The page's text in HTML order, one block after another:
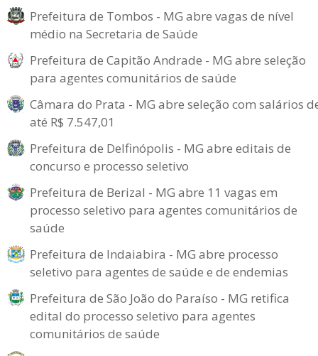
Prefeitura de Tombos - MG abre vagas de nível
médio na Secretaria de Saúde
Prefeitura de Capitão Andrade - MG abre seleção
para agentes comunitários de saúde
Câmara do Prata - MG abre seleção com salários
até R$ 7.547,01
Prefeitura de Delfinópolis - MG abre editais de
concurso e processo seletivo
Prefeitura de Berizal - MG abre 11 vagas em
processo seletivo para agentes comunitários de
saúde
Prefeitura de Indaiabira - MG abre processo
seletivo para agentes de saúde e de endemias
Prefeitura de São João do Paraíso - MG retifica
edital do processo seletivo para agentes
comunitários de saúde